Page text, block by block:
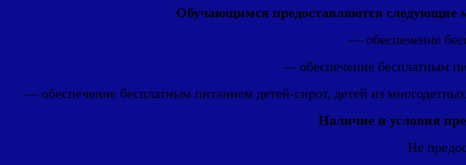
Обучающимся предоставляются следующие
— обеспечение
— обеспечение бесплатным
— обеспечение бесплатным питанием детей-сирот, детей из
Наличие и условия
Не